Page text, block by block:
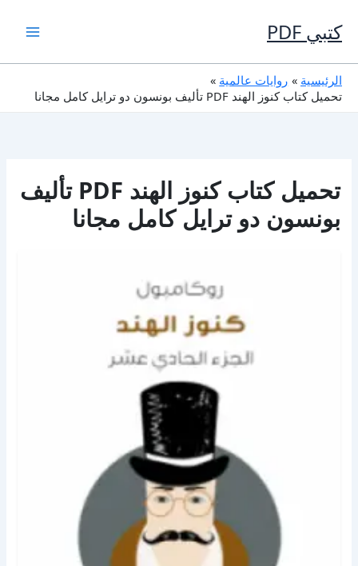
إلى
المحتوى
كتبي PDF
الرئيسية
روايات عالمية
تحميل كتاب كنوز الهند PDF تأليف بونسون دو ترايل كامل مجانا
تحميل كتاب كنوز الهند PDF تأليف
بونسون دو ترايل كامل مجانا